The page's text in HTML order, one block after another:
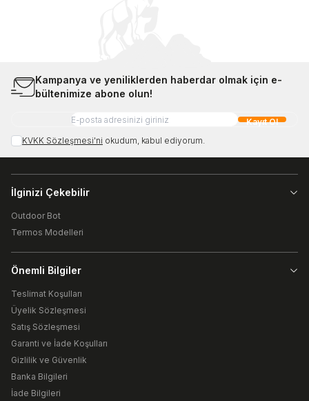
Kampanya ve yeniliklerden haberdar olmak için e-
bültenimize abone olun!
Kayıt Ol
KVKK Sözleşmesi'ni okudum, kabul ediyorum.
İlginizi Çekebilir
Outdoor Bot
Termos Modelleri
Önemli Bilgiler
Teslimat Koşulları
Üyelik Sözleşmesi
Satış Sözleşmesi
Garanti ve İade Koşulları
Gizlilik ve Güvenlik
Banka Bilgileri
İade Bilgileri